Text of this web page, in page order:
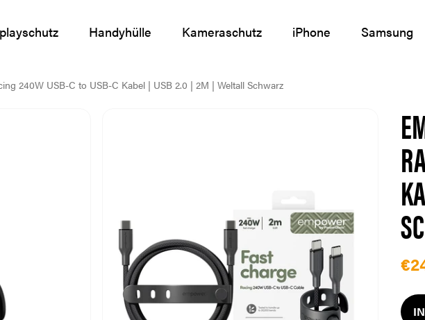
Handyhülle Kameraschutz iPhone Samsung
240W USB-C to USB-C Kabel | USB 2.0 | 2M | Weltall Schwarz